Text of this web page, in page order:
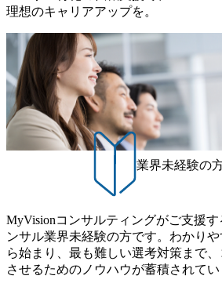
軟に取り入れながら改善サイクルを回
案がサービスに直接反映されやすく
きます。 ● 勤務地 東京都渋谷区渋谷3丁目6-7 渋谷金王タワ
ー 事業所内禁煙(入居する施設に喫煙
則により就業時間内の喫煙を全面的
制度あり オンライン ● 必須要件 以下
持ちの方 ・システム・ソフトウェア
件定義～基本設計など上流経験2年以
● 歓迎要件 ・要件定義から詳細設計
工程の経験 ・サブリーダー以上のマ
様との折衝経験、交渉経験 ・組織課
務改善に取り組まれたご経験 ・アジ
で主体的に動ける方 ・年齢にこだわ
直に受け取れる方 ・推進力のある方
ンライン 書類選考通過者
に感じ、他Big4ではなくアビームを
といえばSAPをはじめとしたシステ
こともあるが実態としては経営戦略
どのトップラインを上げるための戦
スポーツ&エンターテイメント領域で
し、業界内で大きな存在感を誇る 社
タイルやライフイベントに対応した働
実現するため、さまざまなサポート制
文化理解や女性の活躍推進などの取り
クス制度やフリーロケーション制度
どの多様な働き方をサポートする制度
6年8月23日(日) 9:00～18:00終了 2026
6年8月23日(日)にSustainable SCM SU
します。 当SUは「GlobalでのSCM構
ストの構造改革」といった伝統的な
イアントがこれから取組むべき「グリ
無償でコンサルティングを提供してい
(土) の対面Kick-offイベントを皮切り
ム ※初回プログラム : 8月29日(土
日(水) 16:00 Bain & Company Tokyoで
ogram (女性候補者向け選考支援プロ
ます。クライアントに斬新なソリュー
雑な経営課題を解決するために、チー
は欠かせません。是非、ユニークな視
性の皆様に多数ご参画頂きたいと考
性はどのように活躍をしているのか
験がなく対策の仕方が知りたい」な
食事などのカジュアルな交流、実際
ススタディ、1対1の模擬面接等、複
月の期間に渡り行い、選考にご参加
ルタント未経験の方でも、戦略コンサ
理想のキャリアアップを。
業界未経験の
MyVisionコンサルティングがご支援
ンサル業界未経験の方です。わかり
ら始まり、最も難しい選考対策まで
させるためのノウハウが蓄積されてい